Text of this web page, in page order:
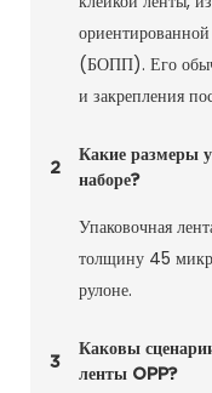
(БОПП). Его
и закрепления
2
Какие размеры
наборе?
Упаковочная
толщину 45
рулоне.
3
Каковы
ленты OPP?